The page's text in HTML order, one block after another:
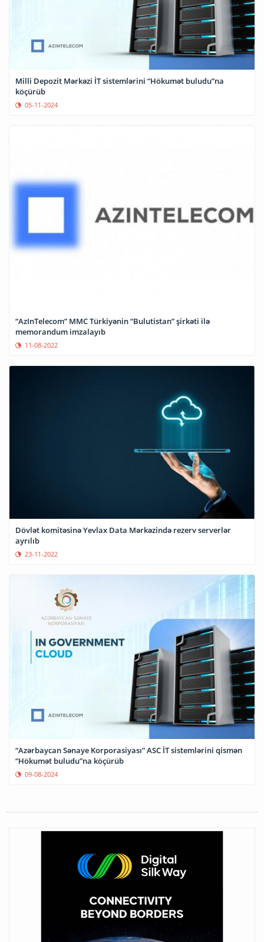
Milli Depozit Mərkəzi İT sistemlərini “Hökumət buludu”na
köçürüb
05-11-2024
“AzInTelecom” MMC Türkiyənin “Bulutistan” şirkəti ilə
memorandum imzalayıb
11-08-2022
Dövlət komitəsinə Yevlax Data Mərkəzində rezerv serverlər
ayrılıb
23-11-2022
“Azərbaycan Sənaye Korporasiyası” ASC İT sistemlərini qismən
“Hökumət buludu”na köçürüb
09-08-2024